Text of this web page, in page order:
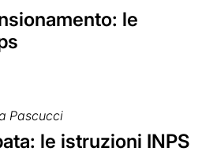
le
Pascucci
le istruzioni INPS